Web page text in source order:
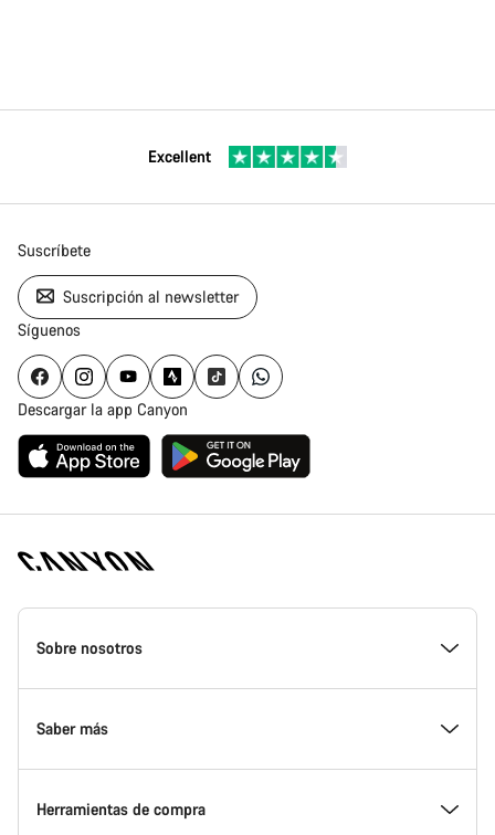
Excellent
Suscríbete
Suscripción al newsletter
Síguenos
Descargar la app Canyon
Canyon
Homepage
Sobre nosotros
Conoce Canyon
Innovación en Canyon
Saber más
Eventos
Herramientas de compra